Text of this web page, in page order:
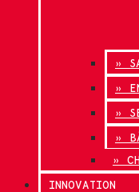
»
»
»
»
»
INNOVATION